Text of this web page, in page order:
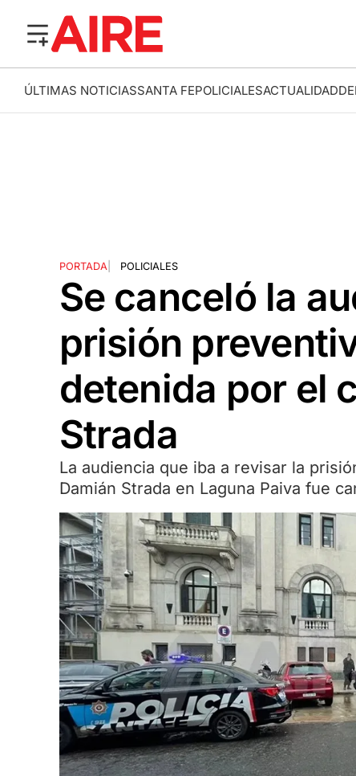
ÚLTIMAS NOTICIASSANTA FEPOLICIALESACTUALIDAD
PORTADA| POLICIALES
Se canceló la
prisión
detenida por el
Strada
La audiencia que iba a revisar la
Damián Strada en Laguna Paiva fue